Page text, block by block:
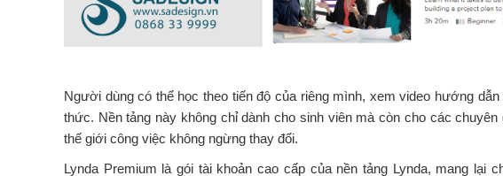
Người dùng có thể học theo tiến độ của riêng mình, xem video hướng
thức. Nền tảng này không chỉ dành cho sinh viên mà còn cho các
thế giới công việc không ngừng thay đổi.
Lynda Premium là gói tài khoản cao cấp của nền tảng Lynda, mang